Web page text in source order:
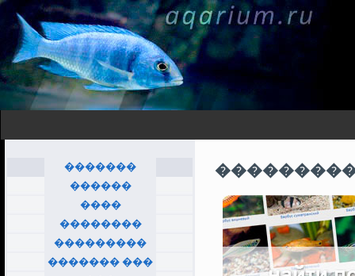
�������
������
����
��������
���������
������� ���